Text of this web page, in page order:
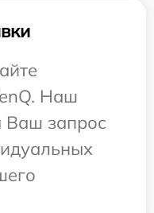
Наш
Ваш запрос